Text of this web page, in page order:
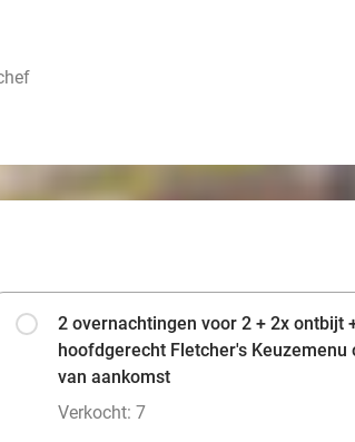
2 overnachtingen voor 2 + 2x ontbijt
hoofdgerecht Fletcher's Keuzemenu
van aankomst
Verkocht: 7